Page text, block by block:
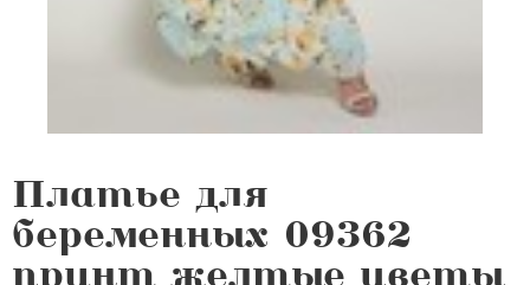
Платье для
беременных 09362
принт желтые цветы